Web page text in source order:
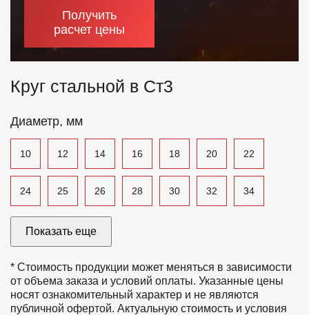
КонтактыПолучить
расчет цены
Круг стальной в Ст3
Диаметр, мм
10 12 14 16 18 20 22
24 25 26 28 30 32 34
35 36 38
52 56 60 65 70 75 80
85 90 105
Показать еще
* Стоимость продукции может меняться в зависимости
от объема заказа и условий оплаты. Указанные цены
носят ознакомительный характер и не являются
публичной офертой. Актуальную стоимость и условия